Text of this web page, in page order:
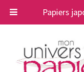
Papiers
contenu